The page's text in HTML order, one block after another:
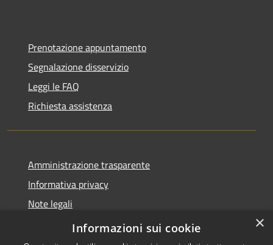
Prenotazione appuntamento
Segnalazione disservizio
Leggi le FAQ
Richiesta assistenza
Amministrazione trasparente
Informativa privacy
Note legali
Dichiarazione di accessibilità
×
Informazioni sui cookie